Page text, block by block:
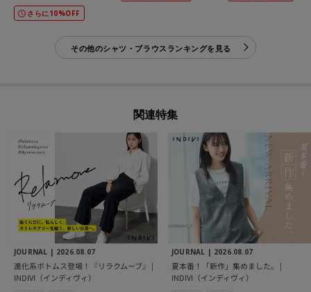
さらに10%OFF
その他のシャツ・ブラウスランキングを見る
関連特集
JOURNAL | 2026.08.07
進化系ボトムス登場！『リラクムーブ』 |
INDIVI（インディヴィ）
JOURNAL | 2026.08.07
夏本番！「新作」集めました。 |
INDIVI（インディヴィ）